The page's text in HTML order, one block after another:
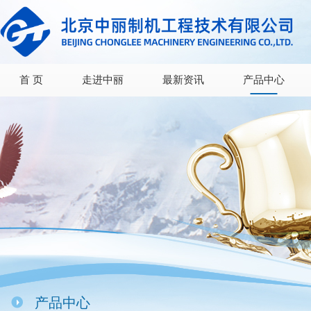
首 页 走进中丽 最新资讯 产品中心
产品中心